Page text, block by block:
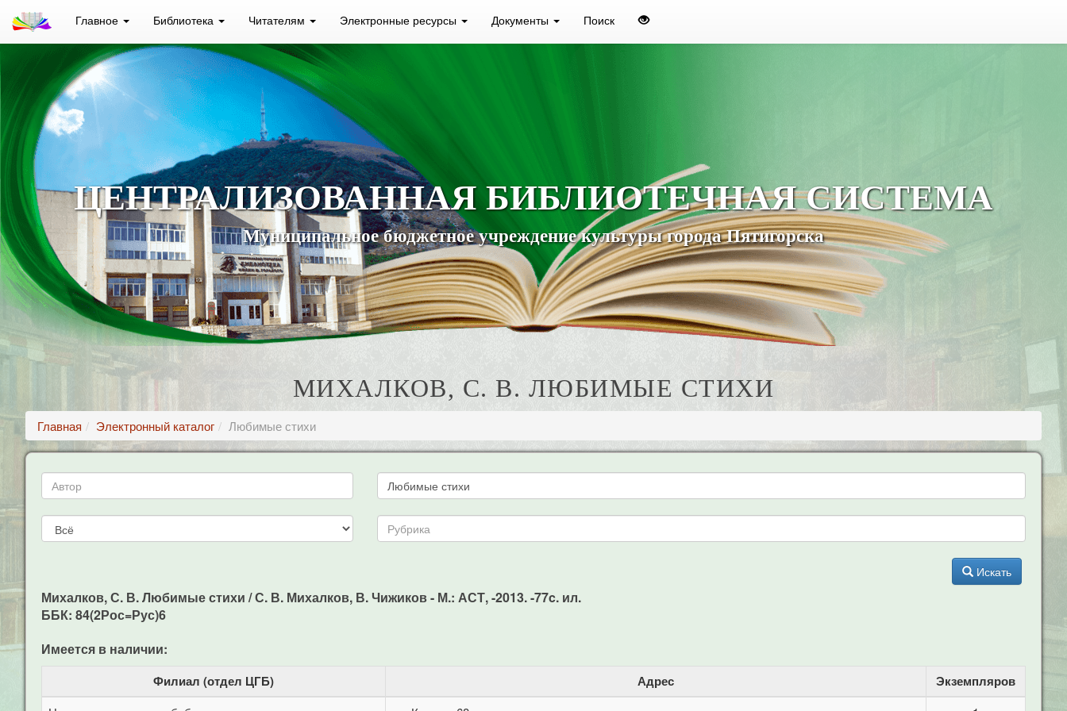
Главное Библиотека Читателям Электронные ресурсы Документы Поиск
ЦЕНТРАЛИЗОВАННАЯ БИБЛИОТЕЧНАЯ СИСТЕМА
Муниципальное бюджетное учреждение культуры города Пятигорска
МИХАЛКОВ, С. В. ЛЮБИМЫЕ СТИХИ
Главная Электронный каталог Любимые стихи
Искать
Михалков, С. В. Любимые стихи / С. В. Михалков, В. Чижиков - М.: АСТ, -2013. -77c. ил.
ББК: 84(2Рос=Рус)6
Имеется в наличии:
Филиал (отдел ЦГБ) Адрес Экземпляров